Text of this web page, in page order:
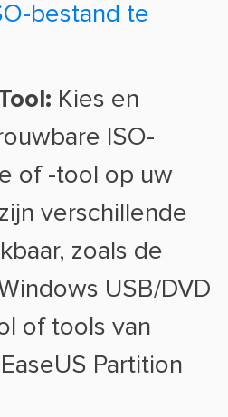
bestand te
Kies en
ISO-
of -tool op uw
verschillende
zoals de
USB/DVD
of tools van
Partition